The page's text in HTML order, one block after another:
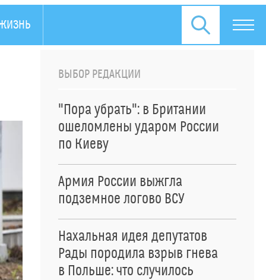
ВЫБОР РЕДАКЦИИ
"Пора убрать": в Британии
ошеломлены ударом России
по Киеву
Армия России выжгла
подземное логово ВСУ
Нахальная идея депутатов
Рады породила взрыв гнева
в Польше: что случилось